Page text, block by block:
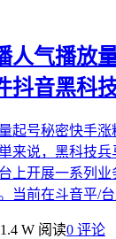
人气播放
抖音黑科
起号秘密快手
来说，黑科技
上开展一系列
当前在斗音平/
1.4 W 阅读0 评论